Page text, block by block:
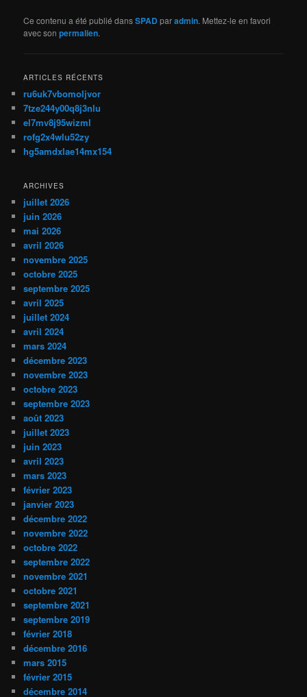
Ce contenu a été publié dansSPAD paradmin. Mettez-le en favori
avec sonpermalien.
ARTICLES RÉCENTS
ru6uk7vbomoljvor
7tze244y00q8j3nlu
el7mv8j95wizml
rofg2x4wlu52zy
hg5amdxlae14mx154
ARCHIVES
juillet 2026
juin 2026
mai 2026
avril 2026
novembre 2025
octobre 2025
septembre 2025
avril 2025
juillet 2024
avril 2024
mars 2024
décembre 2023
novembre 2023
octobre 2023
septembre 2023
août 2023
juillet 2023
juin 2023
avril 2023
mars 2023
février 2023
janvier 2023
décembre 2022
novembre 2022
octobre 2022
septembre 2022
novembre 2021
octobre 2021
septembre 2021
septembre 2019
février 2018
décembre 2016
mars 2015
février 2015
décembre 2014